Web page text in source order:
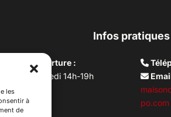
les
à
de
Infos pratiques
d’ouverture :
au vendredi 14h-19h
10h –17h
lundi
po.com